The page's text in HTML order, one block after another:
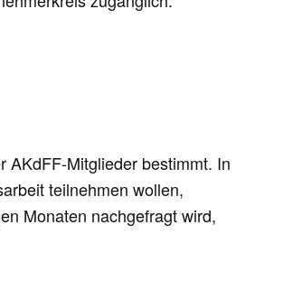
AKdFF-Mitglieder bestimmt. In
teilnehmen wollen,
Monaten nachgefragt wird,